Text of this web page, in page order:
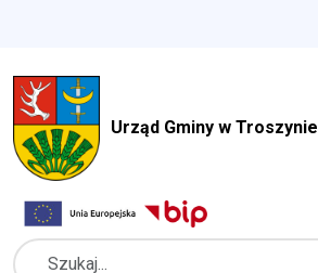
Urząd Gminy w Troszynie
Szukaj